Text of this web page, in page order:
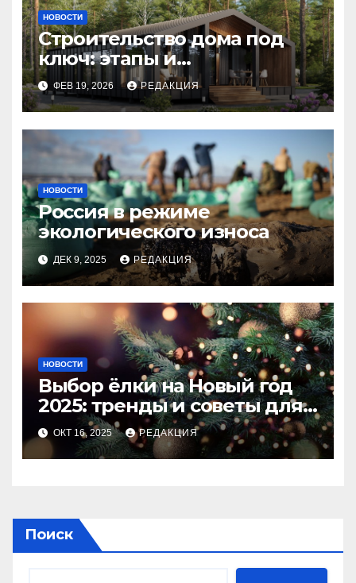
НОВОСТИ
Строительство дома под
ключ: этапы и
планирование бюджета
ФЕВ 19, 2026 РЕДАКЦИЯ
НОВОСТИ
Россия в режиме
экологического износа
ДЕК 9, 2025 РЕДАКЦИЯ
НОВОСТИ
Выбор ёлки на Новый год
2025: тренды и советы для
идеального праздника
ОКТ 16, 2025 РЕДАКЦИЯ
Поиск